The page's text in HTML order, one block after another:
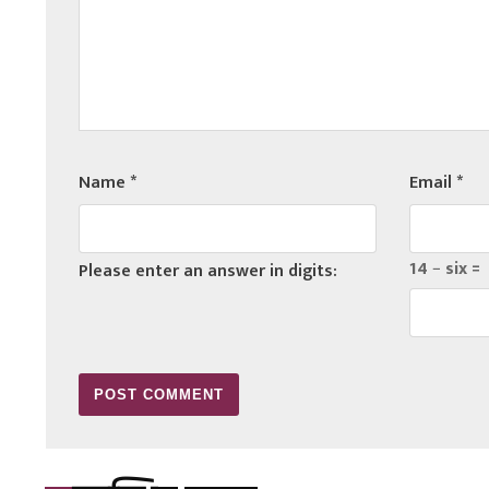
Name* Email*
Please enter an answer in digits: 14 − six =